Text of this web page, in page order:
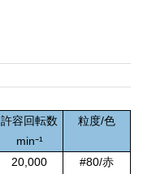
許容回転数
min⁻¹
粒度/色
20,000
#80/赤